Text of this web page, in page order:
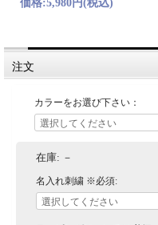
価格:5,980円(税込)
注文
カラーをお選び下さい：
在庫: －
名入れ刺繍 ※必須: